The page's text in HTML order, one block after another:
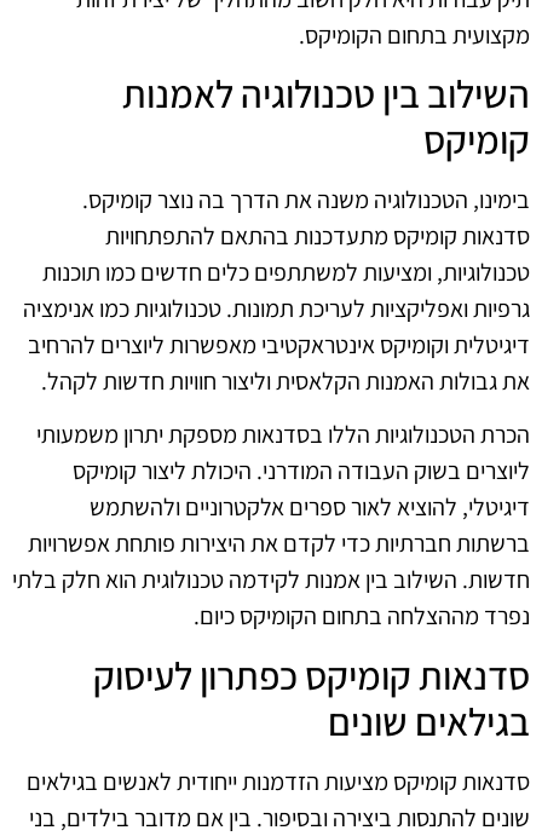
מקצועית בתחום הקומיקס.
השילוב בין טכנולוגיה לאמנות
קומיקס
בימינו, הטכנולוגיה משנה את הדרך בה נוצר קומיקס.
סדנאות קומיקס מתעדכנות בהתאם להתפתחויות
טכנולוגיות, ומציעות למשתתפים כלים חדשים כמו תוכנות
גרפיות ואפליקציות לעריכת תמונות. טכנולוגיות כמו אנימציה
דיגיטלית וקומיקס אינטראקטיבי מאפשרות ליוצרים להרחיב
את גבולות האמנות הקלאסית וליצור חוויות חדשות לקהל.
הכרת הטכנולוגיות הללו בסדנאות מספקת יתרון משמעותי
ליוצרים בשוק העבודה המודרני. היכולת ליצור קומיקס
דיגיטלי, להוציא לאור ספרים אלקטרוניים ולהשתמש
ברשתות חברתיות כדי לקדם את היצירות פותחת אפשרויות
חדשות. השילוב בין אמנות לקידמה טכנולוגית הוא חלק בלתי
נפרד מההצלחה בתחום הקומיקס כיום.
סדנאות קומיקס כפתרון לעיסוק
בגילאים שונים
סדנאות קומיקס מציעות הזדמנות ייחודית לאנשים בגילאים
שונים להתנסות ביצירה ובסיפור. בין אם מדובר בילדים, בני